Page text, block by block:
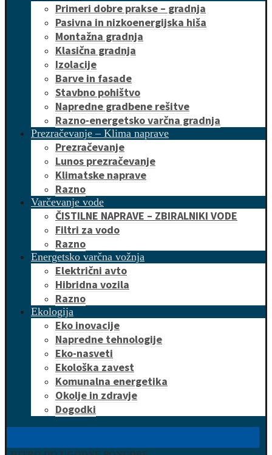
Primeri dobre prakse – gradnja
Pasivna in nizkoenergijska hiša
Montažna gradnja
Klasična gradnja
Izolacije
Barve in fasade
Stavbno pohištvo
Napredne gradbene rešitve
Razno-energetsko varčna gradnja
Prezračevanje – Klima naprave
Prezračevanje
Lunos prezračevanje
Klimatske naprave
Razno
Varčevanje vode
ČISTILNE NAPRAVE – ZBIRALNIKI VODE
Filtri za vodo
Razno
Energetsko varčna vožnja
Električni avto
Hibridna vozila
Razno
Ekologija
Eko inovacije
Napredne tehnologije
Eko-nasveti
Ekološka zavest
Komunalna energetika
Okolje in zdravje
Dogodki